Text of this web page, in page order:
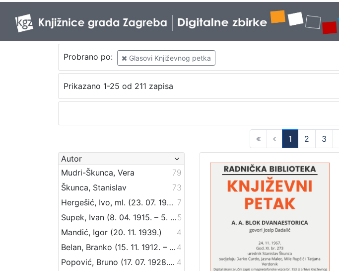
Probrano po: Glasovi Književnog petka
Prikazano 1-25 od 211 zapisa
1
(current)
2 3
Autor
Mudri-Škunca, Vera
79
Škunca, Stanislav
73
Hergešić, Ivo, ml. (23. 07. 1904. – 29. 12. 1977.) 7
Supek, Ivan (8. 04. 1915. – 5. 03. 2007.)5
Mandić, Igor (20. 11. 1939.)
4
Belan, Branko (15. 11. 1912. – 29. 04. 1986.) 4
Popović, Bruno (17. 07. 1928. – 28. 03. 2012.) 4